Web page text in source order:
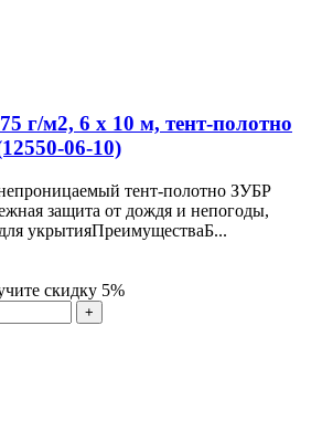
г/м2, 6 х 10 м, тент-полотно
06-10)
тент-полотно ЗУБР
защита от дождя и непогоды,
укрытияПреимуществаБ...
скидку 5%
+